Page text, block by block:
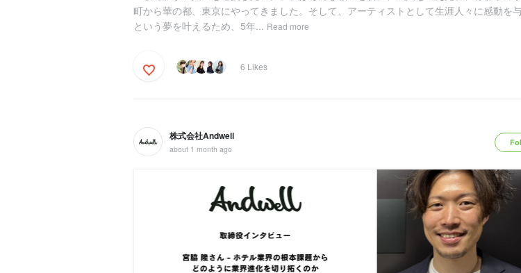
町から華の都、東京にやってきました。そして、アーティストとして生涯人々に感動を
という夢を叶えるため、5年... Read more
6 Likes
株式会社Andwell
about 1 month ago